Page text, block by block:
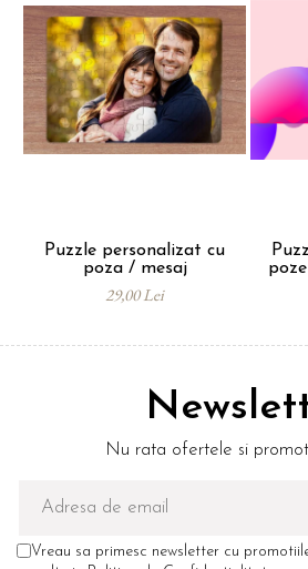
suprafata sublimabila.
Puzzle se livreaza intr-o
transparenta si se poate
personalizata de ambalat, la
clientului.
Puzzle personalizat cu
poza / mesaj
29,00 Lei
Nu rata ofertele si
Vreau sa primesc newsletter cu